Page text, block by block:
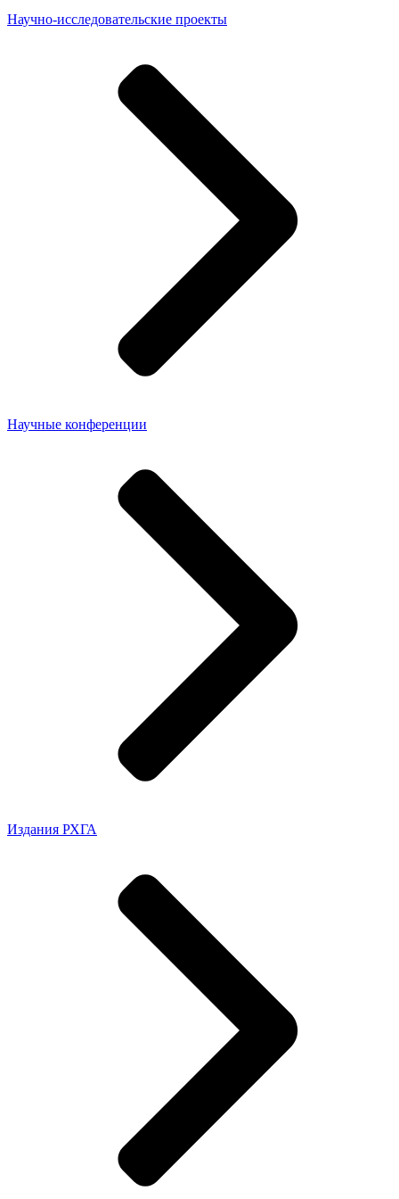
Научно-исследовательские проекты
Научные конференции
Издания РХГА